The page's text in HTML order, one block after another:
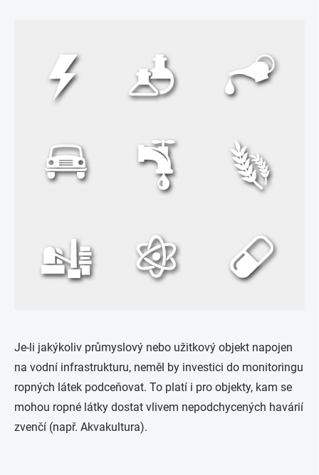
Je-li jakýkoliv průmyslový nebo užitkový objekt napojen
na vodní infrastrukturu, neměl by investici do monitoringu
ropných látek podceňovat. To platí i pro objekty, kam se
mohou ropné látky dostat vlivem nepodchycených havárií
zvenčí (např. Akvakultura).